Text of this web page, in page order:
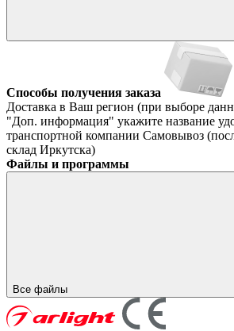
Способы получения заказа
Доставка в Ваш регион (при выборе
"Доп. информация" укажите название
транспортной компании Самовывоз
склад Иркутска)
Файлы и программы
Все файлы